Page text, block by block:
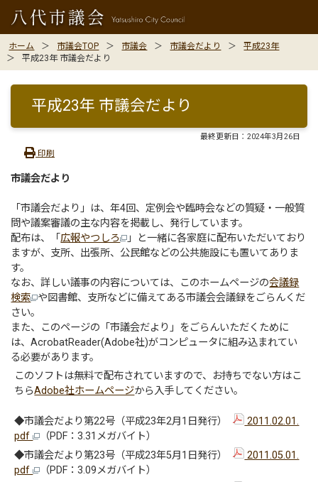
ホーム 市議会TOP 市議会 市議会だより
平成23年
平成23年 市議会だより
平成23年 市議会だより
最終更新日： 2024年3月26日
印刷
市議会だより
「市議会だより」は、年4回、定例会や臨時会などの質疑・一般質
問や議案審議の主な内容を掲載し、発行しています。
配布は、「広報やつしろ
」と一緒に各家庭に配布いただいており
ますが、支所、出張所、公民館などの公共施設にも置いてありま
す。
なお、詳しい議事の内容については、このホームページの会議録
検索
や図書館、支所などに備えてある市議会会議録をごらんくだ
さい。
また、このページの「市議会だより」をごらんいただくために
は、AcrobatReader(Adobe社)がコンピュータに組み込まれてい
る必要があります。
このソフトは無料で配布されていますので、お持ちでない方はこ
ちらAdobe社ホームページから入手してください。
◆市議会だより第22号（平成23年2月1日発行）
2011.02.01.
pdf
（PDF：3.31メガバイト）
◆市議会だより第23号（平成23年5月1日発行）
2011.05.01.
pdf
（PDF：3.09メガバイト）